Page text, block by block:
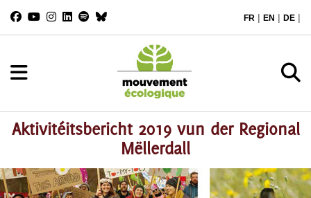
FR | EN | DE |
Aktivitéitsbericht 2019 vun der Regional
Mëllerdall